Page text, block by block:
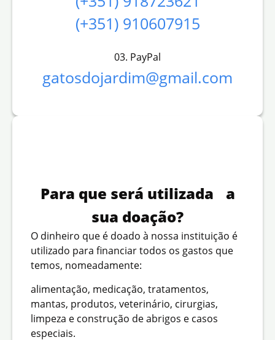
(+351) 910607915
03. PayPal
gatosdojardim@gmail.com
Para que será utilizada a
sua doação?
O dinheiro que é doado à nossa instituição é
utilizado para financiar todos os gastos que
temos, nomeadamente:
alimentação, medicação, tratamentos,
mantas, produtos, veterinário, cirurgias,
limpeza e construção de abrigos e casos
especiais.